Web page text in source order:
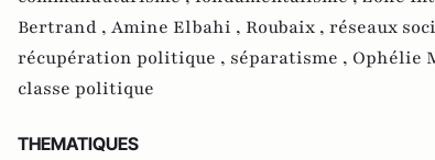
Bertrand , Amine Elbahi , Roubaix , réseaux
récupération politique , séparatisme , Ophélie
classe politique
THEMATIQUES